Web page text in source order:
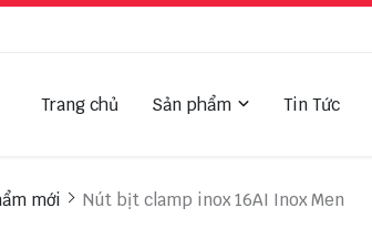
Trang chủ Sản phẩm Tin Tức
mới Nút bịt clamp inox 16AI Inox Men